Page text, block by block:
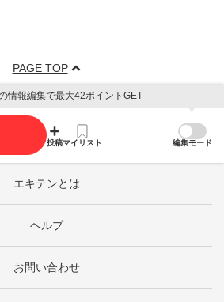
PAGE TOP
情報編集で最大42ポイントGET
投稿マイリスト 編集モード
エキテンとは
ヘルプ
お問い合わせ